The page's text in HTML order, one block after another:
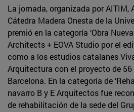
La jornada, organizada por AITIM,
Cátedra Madera Onesta de la
premió en la categoría ‘Obra
Architects + EOVA Studio por el
como a los estudios catalanes
Arquitectura con el proyecto de
Barcelona. En la categoría de
navarro B y E Arquitectos fue
de rehabilitación de la sede del